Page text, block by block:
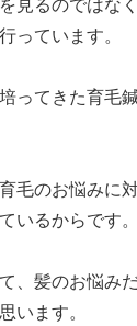
っています。
ってきた育毛
毛のお悩みに
いるからです。
、髪のお悩み
います。